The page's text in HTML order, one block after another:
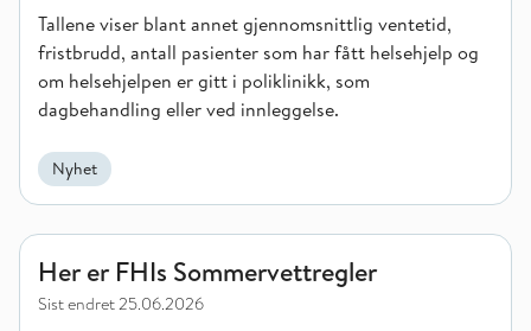
Tallene viser blant annet gjennomsnittlig ventetid,
fristbrudd, antall pasienter som har fått helsehjelp og
om helsehjelpen er gitt i poliklinikk, som
dagbehandling eller ved innleggelse.
Nyhet
Her er FHIs Sommervettregler
Her er FHIs Sommervettregler
Sist endret25.06.2026